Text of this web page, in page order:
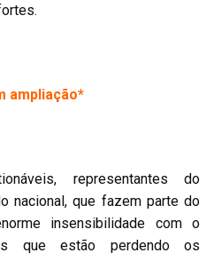
ampliação*
representantes do
nacional, que fazem parte do
insensibilidade com o
que estão perdendo os